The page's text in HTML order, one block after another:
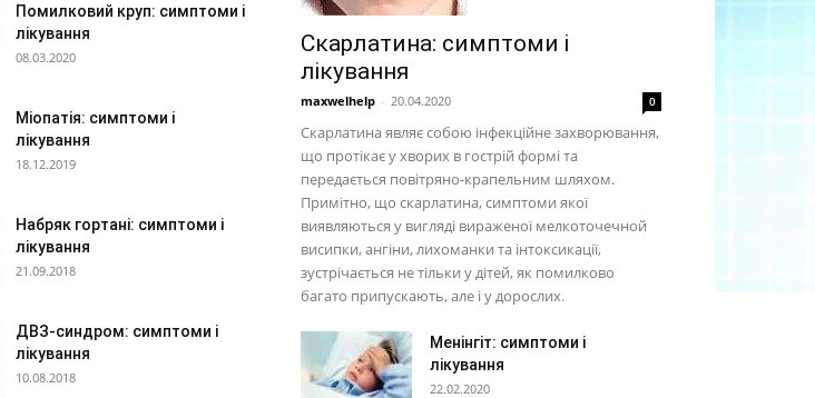
Помилковий круп: симптоми і
лікування
08.03.2020
Міопатія: симптоми і
лікування
18.12.2019
Набряк гортані: симптоми і
лікування
21.09.2018
ДВЗ-синдром: симптоми і
лікування
10.08.2018
Скарлатина: симптоми і
лікування
maxwelhelp - 20.04.2020 0
Скарлатина являє собою інфекційне захворювання,
що протікає у хворих в гострій формі та
передається повітряно-крапельним шляхом.
Примітно, що скарлатина, симптоми якої
виявляються у вигляді вираженої мелкоточечной
висипки, ангіни, лихоманки та інтоксикації,
зустрічається не тільки у дітей, як помилково
багато припускають, але і у дорослих.
Менінгіт: симптоми і
лікування
22.02.2020